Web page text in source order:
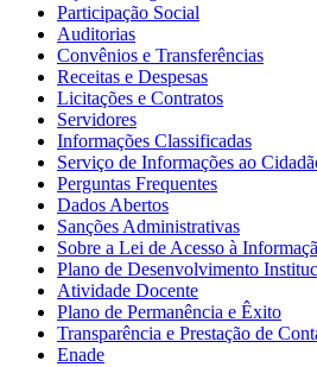
Participação Social
Auditorias
Convênios e Transferências
Receitas e Despesas
Licitações e Contratos
Servidores
Informações Classificadas
Serviço de Informações ao
Perguntas Frequentes
Dados Abertos
Sanções Administrativas
Sobre a Lei de Acesso à
Plano de Desenvolvimento
Atividade Docente
Plano de Permanência e Êxito
Transparência e Prestação de
Enade